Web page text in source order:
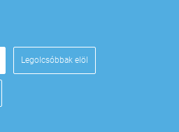
Legolcsóbbak elöl